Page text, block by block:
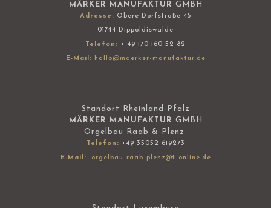
MÄRKER MANUFAKTUR GMBH
Adresse: Obere Dorfstraße 45
01744 Dippoldiswalde
Telefon: + 49 170 160 52 82
E-Mail: hallo@maerker-manufaktur.de
Standort Rheinland-Pfalz
MÄRKER MANUFAKTUR GMBH
Orgelbau Raab & Plenz
Telefon: +49 35052 619273
E-Mail: orgelbau-raab-plenz@t-online.de